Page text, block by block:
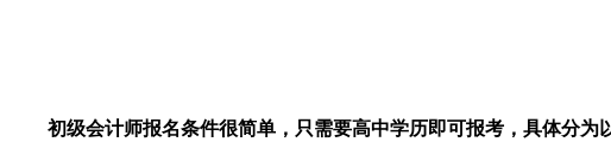
初级会计师报名条件很简单，只需要高中学历即可报考，具体分为